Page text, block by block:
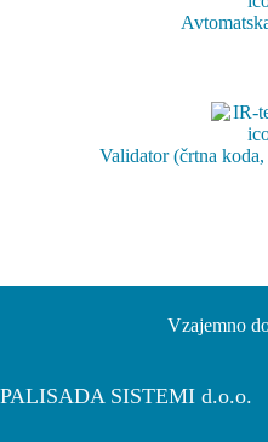
Validator (črtna
Vzajemno
PALISADA SISTEMI d.o.o.